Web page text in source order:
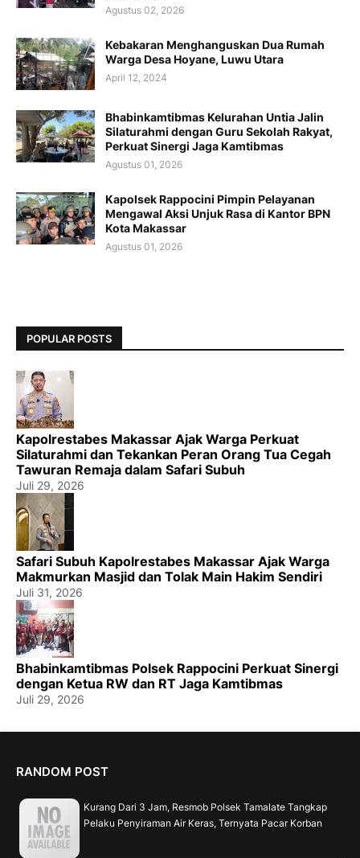
Agustus 02, 2026
Kebakaran Menghanguskan Dua Rumah
Warga Desa Hoyane, Luwu Utara
April 12, 2024
Bhabinkamtibmas Kelurahan Untia Jalin
Silaturahmi dengan Guru Sekolah Rakyat,
Perkuat Sinergi Jaga Kamtibmas
Agustus 01, 2026
Kapolsek Rappocini Pimpin Pelayanan
Mengawal Aksi Unjuk Rasa di Kantor BPN
Kota Makassar
Agustus 01, 2026
POPULAR POSTS
Kapolrestabes Makassar Ajak Warga Perkuat
Silaturahmi dan Tekankan Peran Orang Tua Cegah
Tawuran Remaja dalam Safari Subuh
Juli 29, 2026
Safari Subuh Kapolrestabes Makassar Ajak Warga
Makmurkan Masjid dan Tolak Main Hakim Sendiri
Juli 31, 2026
Bhabinkamtibmas Polsek Rappocini Perkuat Sinergi
dengan Ketua RW dan RT Jaga Kamtibmas
Juli 29, 2026
RANDOM POST
Kurang Dari 3 Jam, Resmob Polsek Tamalate Tangkap
Pelaku Penyiraman Air Keras, Ternyata Pacar Korban